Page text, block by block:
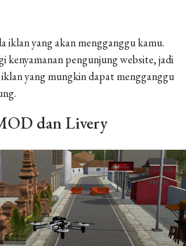
iklan yang akan mengganggu kamu.
kenyamanan pengunjung website, jadi
yang mungkin dapat mengganggu
dan Livery